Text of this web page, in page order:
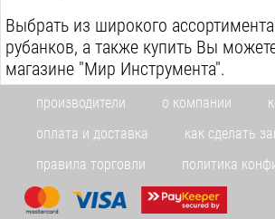
Выбрать из широкого
рубанков, а также купить Вы
магазине "Мир Инструмента".
производители о компании
оплата и доставка
как сделать
правила торговли
политика